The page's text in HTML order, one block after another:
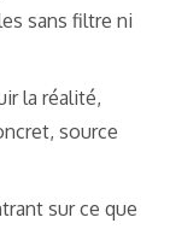
sans filtre ni
la réalité,
source
sur ce que